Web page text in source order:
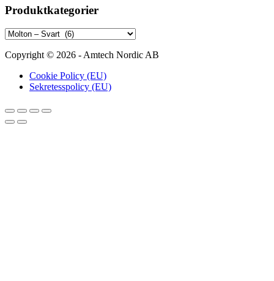
Produktkategorier
Copyright © 2026 - Amtech Nordic AB
Cookie Policy (EU)
Sekretesspolicy (EU)